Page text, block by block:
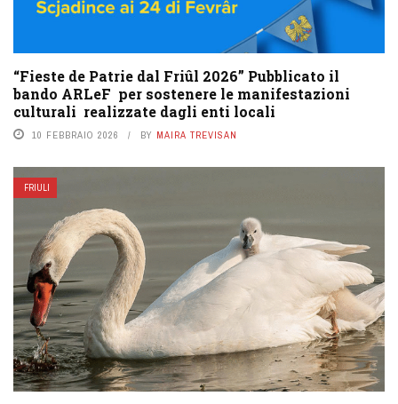
“Fieste de Patrie dal Friûl 2026” Pubblicato il
bando ARLeF per sostenere le manifestazioni
culturali realizzate dagli enti locali
10 FEBBRAIO 2026 BY MAIRA TREVISAN
FRIULI